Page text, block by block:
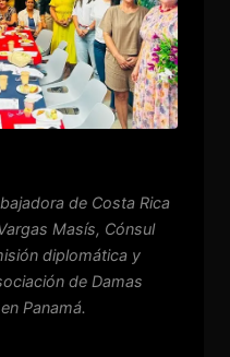
de Costa Rica
Masís, Cónsul
diplomática y
de Damas
Panamá.